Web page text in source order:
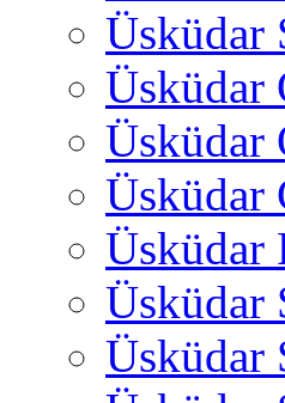
Üsküdar
Üsküdar
Üsküdar
Üsküdar
Üsküdar
Üsküdar
Üsküdar